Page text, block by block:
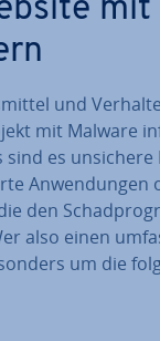
und
mit Malware
es
den
also einen
um die